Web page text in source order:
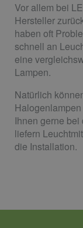
Vor allem bei
Hersteller
haben oft
schnell an
eine
Lampen.
Natürlich
Ihnen gerne
liefern
die Installation.